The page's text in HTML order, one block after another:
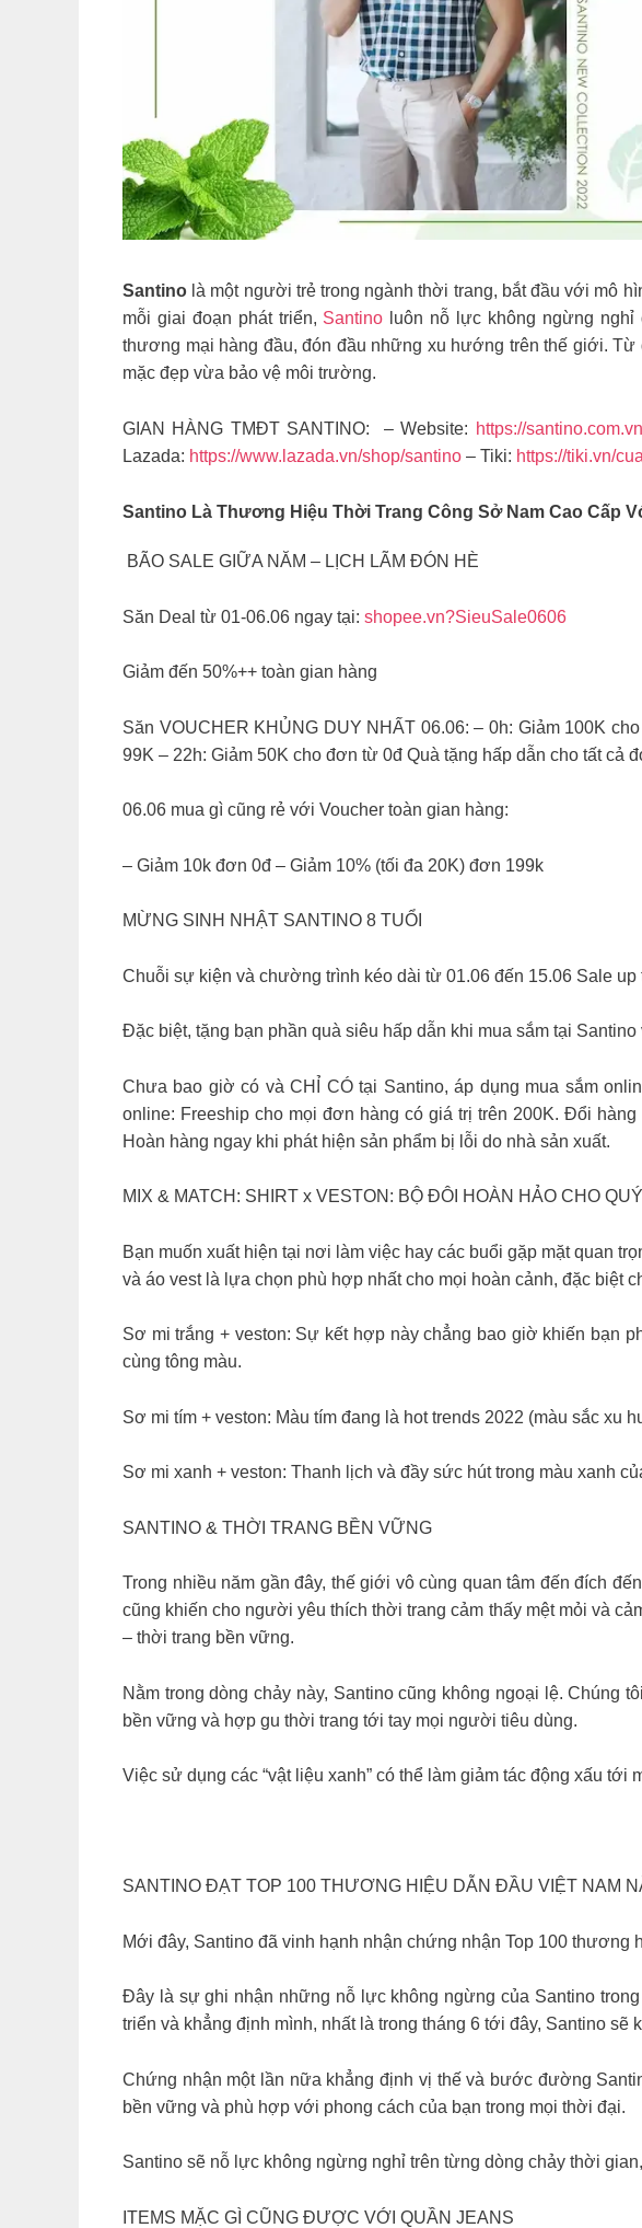
Santino là một người trẻ trong ngành thời trang, bắt đầu với mô
mỗi giai đoạn phát triển, Santino luôn nỗ lực không ngừng
thương mại hàng đầu, đón đầu những xu hướng trên thế giới.
mặc đẹp vừa bảo vệ môi trường.
GIAN HÀNG TMĐT SANTINO: – Website: https://santino.com.vn
Lazada: https://www.lazada.vn/shop/santino – Tiki: https://tiki.vn/
Santino Là Thương Hiệu Thời Trang Công Sở Nam Cao Cấp
️ BÃO SALE GIỮA NĂM – LỊCH LÃM ĐÓN HÈ
Săn Deal từ 01-06.06 ngay tại: shopee.vn?SieuSale0606
Giảm đến 50%++ toàn gian hàng
Săn VOUCHER KHỦNG DUY NHẤT 06.06: – 0h: Giảm 100K
99K – 22h: Giảm 50K cho đơn từ 0đ Quà tặng hấp dẫn cho tất cả
06.06 mua gì cũng rẻ với Voucher toàn gian hàng:
– Giảm 10k đơn 0đ – Giảm 10% (tối đa 20K) đơn 199k
MỪNG SINH NHẬT SANTINO 8 TUỔI
Chuỗi sự kiện và chường trình kéo dài từ 01.06 đến 15.06 Sale up
Đặc biệt, tặng bạn phần quà siêu hấp dẫn khi mua sắm tại Santino
Chưa bao giờ có và CHỈ CÓ tại Santino, áp dụng mua sắm
online: Freeship cho mọi đơn hàng có giá trị trên 200K. Đổi
Hoàn hàng ngay khi phát hiện sản phẩm bị lỗi do nhà sản xuất.
MIX & MATCH: SHIRT x VESTON: BỘ ĐÔI HOÀN HẢO CHO
Bạn muốn xuất hiện tại nơi làm việc hay các buổi gặp mặt quan
và áo vest là lựa chọn phù hợp nhất cho mọi hoàn cảnh, đặc biệt
Sơ mi trắng + veston: Sự kết hợp này chẳng bao giờ khiến bạn
cùng tông màu.
Sơ mi tím + veston: Màu tím đang là hot trends 2022 (màu sắc
Sơ mi xanh + veston: Thanh lịch và đầy sức hút trong màu xanh
SANTINO & THỜI TRANG BỀN VỮNG
Trong nhiều năm gần đây, thế giới vô cùng quan tâm đến đích
cũng khiến cho người yêu thích thời trang cảm thấy mệt mỏi và
– thời trang bền vững.
Nằm trong dòng chảy này, Santino cũng không ngoại lệ.
bền vững và hợp gu thời trang tới tay mọi người tiêu dùng.
Việc sử dụng các “vật liệu xanh” có thể làm giảm tác động xấu
SANTINO ĐẠT TOP 100 THƯƠNG HIỆU DẪN ĐẦU VIỆT NAM
Mới đây, Santino đã vinh hạnh nhận chứng nhận Top 100
Đây là sự ghi nhận những nỗ lực không ngừng của Santino
triển và khẳng định mình, nhất là trong tháng 6 tới đây, Santino sẽ
Chứng nhận một lần nữa khẳng định vị thế và bước đường
bền vững và phù hợp với phong cách của bạn trong mọi thời đại.
Santino sẽ nỗ lực không ngừng nghỉ trên từng dòng chảy thời
ITEMS MẶC GÌ CŨNG ĐƯỢC VỚI QUẦN JEANS